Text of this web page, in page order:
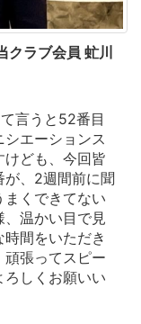
ラブ会員 虻川
言うと52番目
エーションス
けども、今回皆
、2週間前に聞
くできてない
温かい目で見
間をいただき
頑張ってスピー
しくお願いい